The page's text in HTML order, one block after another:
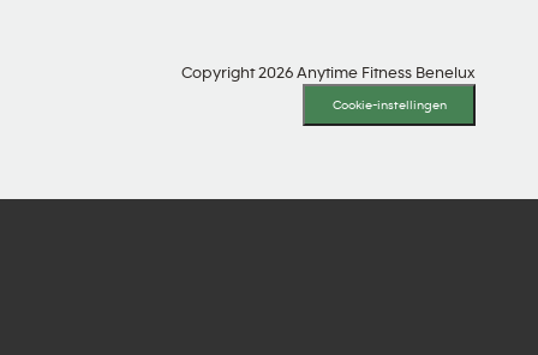
Copyright 2026 Anytime Fitness Benelux
Cookie-instellingen